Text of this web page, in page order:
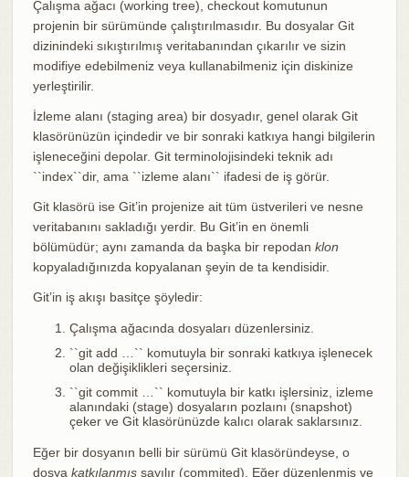
Çalışma ağacı (working tree), checkout komutunun
projenin bir sürümünde çalıştırılmasıdır. Bu dosyalar Git
dizinindeki sıkıştırılmış veritabanından çıkarılır ve sizin
modifiye edebilmeniz veya kullanabilmeniz için diskinize
yerleştirilir.
İzleme alanı (staging area) bir dosyadır, genel olarak Git
klasörünüzün içindedir ve bir sonraki katkıya hangi bilgilerin
işleneceğini depolar. Git terminolojisindeki teknik adı
``index``dir, ama ``izleme alanı`` ifadesi de iş görür.
Git klasörü ise Git’in projenize ait tüm üstverileri ve nesne
veritabanını sakladığı yerdir. Bu Git’in en önemli
bölümüdür; aynı zamanda da başka bir repodan klon
kopyaladığınızda kopyalanan şeyin de ta kendisidir.
Git’in iş akışı basitçe şöyledir:
Çalışma ağacında dosyaları düzenlersiniz.
``git add …​`` komutuyla bir sonraki katkıya işlenecek
olan değişiklikleri seçersiniz.
``git commit …​`` komutuyla bir katkı işlersiniz, izleme
alanındaki (stage) dosyaların pozlaını (snapshot)
çeker ve Git klasörünüzde kalıcı olarak saklarsınız.
Eğer bir dosyanın belli bir sürümü Git klasöründeyse, o
dosya katkılanmışsayılır (commited). Eğer düzenlenmiş ve